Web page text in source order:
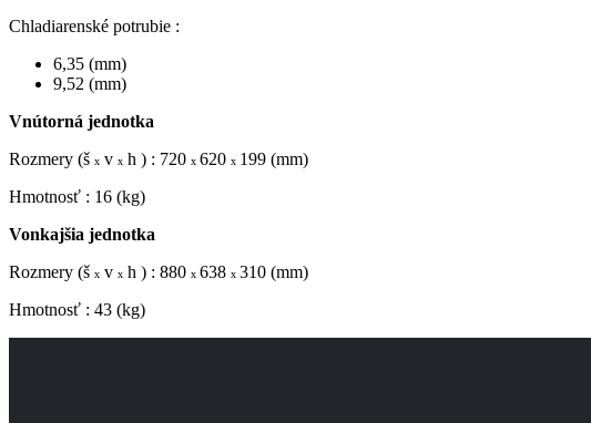
Chladiarenské potrubie :
6,35 (mm)
9,52 (mm)
Vnútorná jednotka
Rozmery (š x v x h ) : 720 x 620 x 199 (mm)
Hmotnosť : 16 (kg)
Vonkajšia jednotka
Rozmery (š x v x h ) : 880 x 638 x 310 (mm)
Hmotnosť : 43 (kg)